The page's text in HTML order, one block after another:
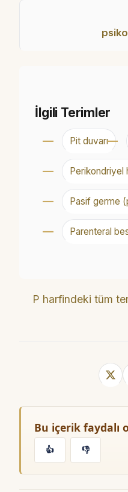
İlgili Terimler
Pit duvarı
Perikondriyel
Pasif germe
Parenteral
P harfindeki tüm
Bu içerik faydalı
👍 👎